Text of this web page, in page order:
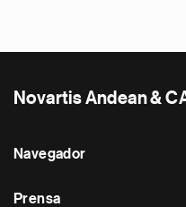
Novartis Andean &
Navegador
Prensa